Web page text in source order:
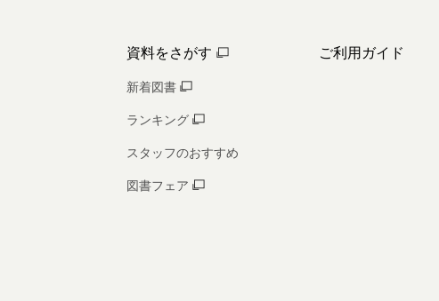
資料をさがす
新着図書
ランキング
スタッフのおすすめ
図書フェア
ご利用ガイド